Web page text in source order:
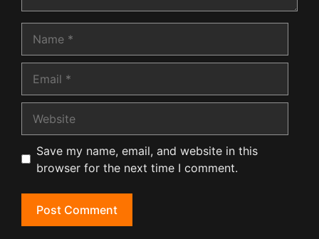
Save my name, email, and website in this
browser for the next time I comment.